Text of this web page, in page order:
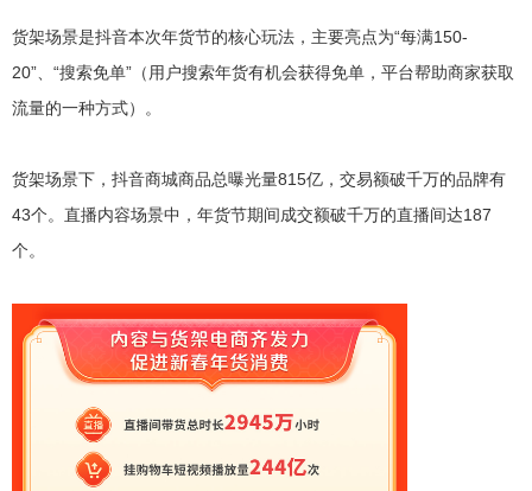
货架场景是抖音本次年货节的核心玩法，主要亮点为“每满150-
20”、“搜索免单” （用户搜索年货有机会获得免单，平台帮助商家获取
流量的一种方式）
。
货架场景下，抖音商城商品总曝光量815亿，交易额破千万的品牌有
43个。直播内容场景中，年货节期间成交额破千万的直播间达187
个。